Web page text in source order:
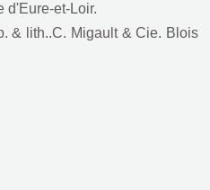
d'Eure-et-Loir.
& lith..C. Migault & Cie. Blois